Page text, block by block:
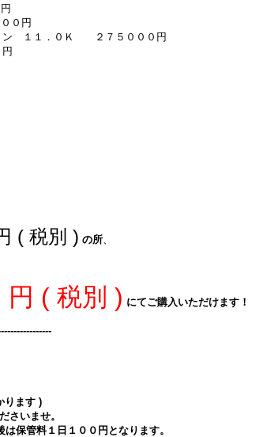
０円
ン １１．０Ｋ ２７５０００円
( 税別 ) の所、
円 ( 税別 ) にてご購入いただけます！
ります )
さいませ。
保管料１日１００円となります。